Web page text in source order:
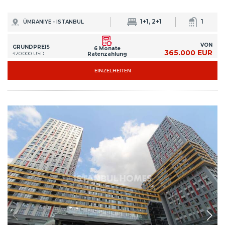
ÜMRANIYE - ISTANBUL 1+1, 2+1 1
GRUNDPREIS
420.000 USD
6 Monate
Ratenzahlung
VON
365.000 EUR
EINZELHEITEN